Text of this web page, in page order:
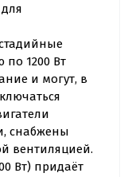
1200 Вт
и могут, в
снабжены
вентиляцией.
Вт) придаёт